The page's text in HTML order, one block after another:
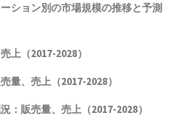
ション別の市場規模の推移と予測
上（2017-2028）
量、売上（2017-2028）
：販売量、売上（2017-2028）